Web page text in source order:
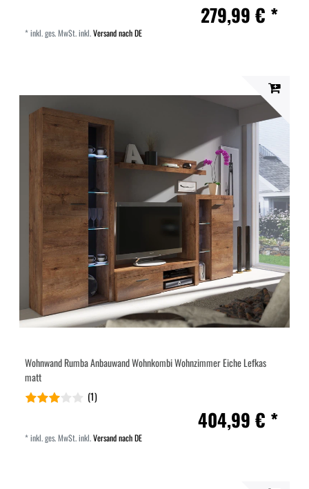
279,99 € *
*inkl. ges. MwSt.inkl.Versand nach DE
Wohnwand Rumba Anbauwand Wohnkombi Wohnzimmer Eiche Lefkas
matt
(1)
404,99 € *
*inkl. ges. MwSt.inkl.Versand nach DE